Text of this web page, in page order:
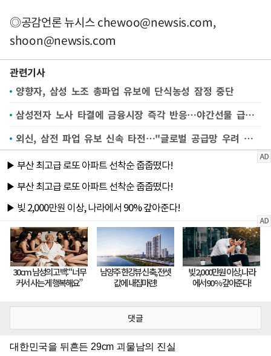
◎공감언론 뉴시스chewoo@newsis.com,
shoon@newsis.com
관련기사
양향자, 삼성 노조 총파업 유보에 단식농성 잠정 중단
삼성전자 노사 타결에 금융시장 즉각 반응…야간선물 급등·환율 하락
외신, 삼전 파업 유보 신속 타전…"글로벌 공급망 우려 완화"
댓글